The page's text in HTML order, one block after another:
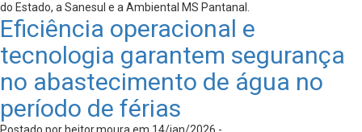
do Estado, a Sanesul e a Ambiental MS Pantanal.
Eficiência operacional e
tecnologia garantem segurança
no abastecimento de água no
período de férias